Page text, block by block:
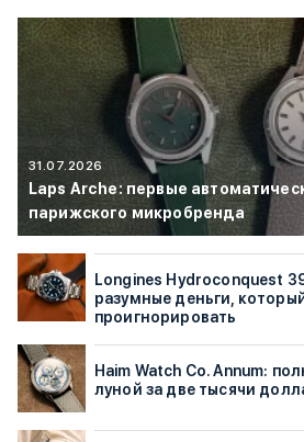
31.07.2026
Laps Arche: первые
парижского микробренда
Longines Hydroconquest
разумные деньги,
проигнорировать
Haim Watch Co. Annum:
луной за две тысячи